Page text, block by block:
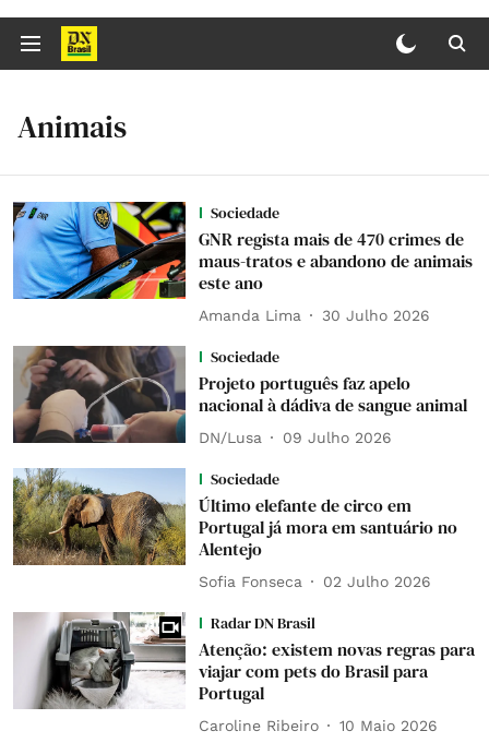
Animais
Sociedade
GNR regista mais de 470 crimes de
maus-tratos e abandono de animais
este ano
Amanda Lima 30 Julho 2026
Sociedade
Projeto português faz apelo
nacional à dádiva de sangue animal
DN/Lusa 09 Julho 2026
Sociedade
Último elefante de circo em
Portugal já mora em santuário no
Alentejo
Sofia Fonseca 02 Julho 2026
Radar DN Brasil
Atenção: existem novas regras para
viajar com pets do Brasil para
Portugal
Caroline Ribeiro 10 Maio 2026